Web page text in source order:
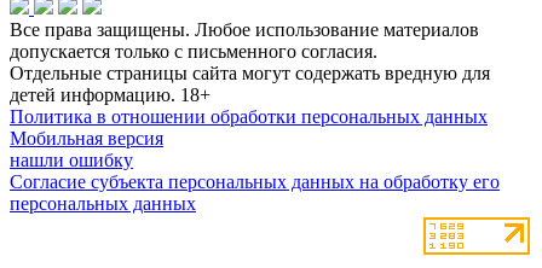
Все права защищены. Любое использование материалов
допускается только с письменного согласия.
Отдельные страницы сайта могут содержать вредную для
детей информацию. 18+
Политика в отношении обработки персональных данных
Мобильная версия
нашли ошибку
Согласие субъекта персональных данных на обработку его
персональных данных